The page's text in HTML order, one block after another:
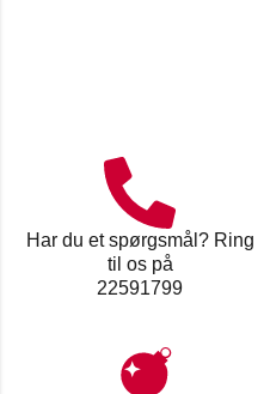
Har du et spørgsmål? Ring
til os på
22591799